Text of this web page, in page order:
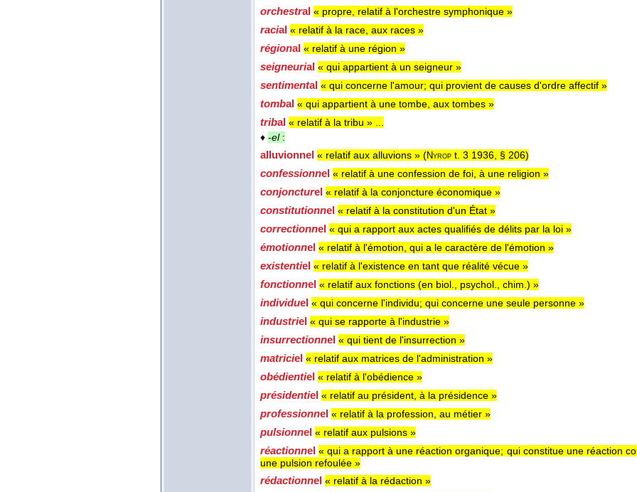
orchestral « propre, relatif à l'orchestre symphonique »
racial « relatif à la race, aux races »
régional « relatif à une région »
seigneurial « qui appartient à un seigneur »
sentimental « qui concerne l'amour; qui provient de causes d'ordre affectif »
tombal « qui appartient à une tombe, aux tombes »
tribal « relatif à la tribu » ...
♦ -el:
alluvionnel « relatif aux alluvions » (Nyrop t. 3 1936, § 206)
confessionnel « relatif à une confession de foi, à une religion »
conjoncturel « relatif à la conjoncture économique »
constitutionnel « relatif à la constitution d'un État »
correctionnel « qui a rapport aux actes qualifiés de délits par la loi »
émotionnel « relatif à l'émotion, qui a le caractère de l'émotion »
existentiel « relatif à l'existence en tant que réalité vécue »
fonctionnel « relatif aux fonctions (en biol., psychol., chim.) »
individuel « qui concerne l'individu; qui concerne une seule personne »
industriel « qui se rapporte à l'industrie »
insurrectionnel « qui tient de l'insurrection »
matriciel « relatif aux matrices de l'administration »
obédientiel « relatif à l'obédience »
présidentiel « relatif au président, à la présidence »
professionnel « relatif à la profession, au métier »
pulsionnel « relatif aux pulsions »
réactionnel« qui a rapport à une réaction organique; qui constitue une réaction
une pulsion refoulée »
rédactionnel « relatif à la rédaction »